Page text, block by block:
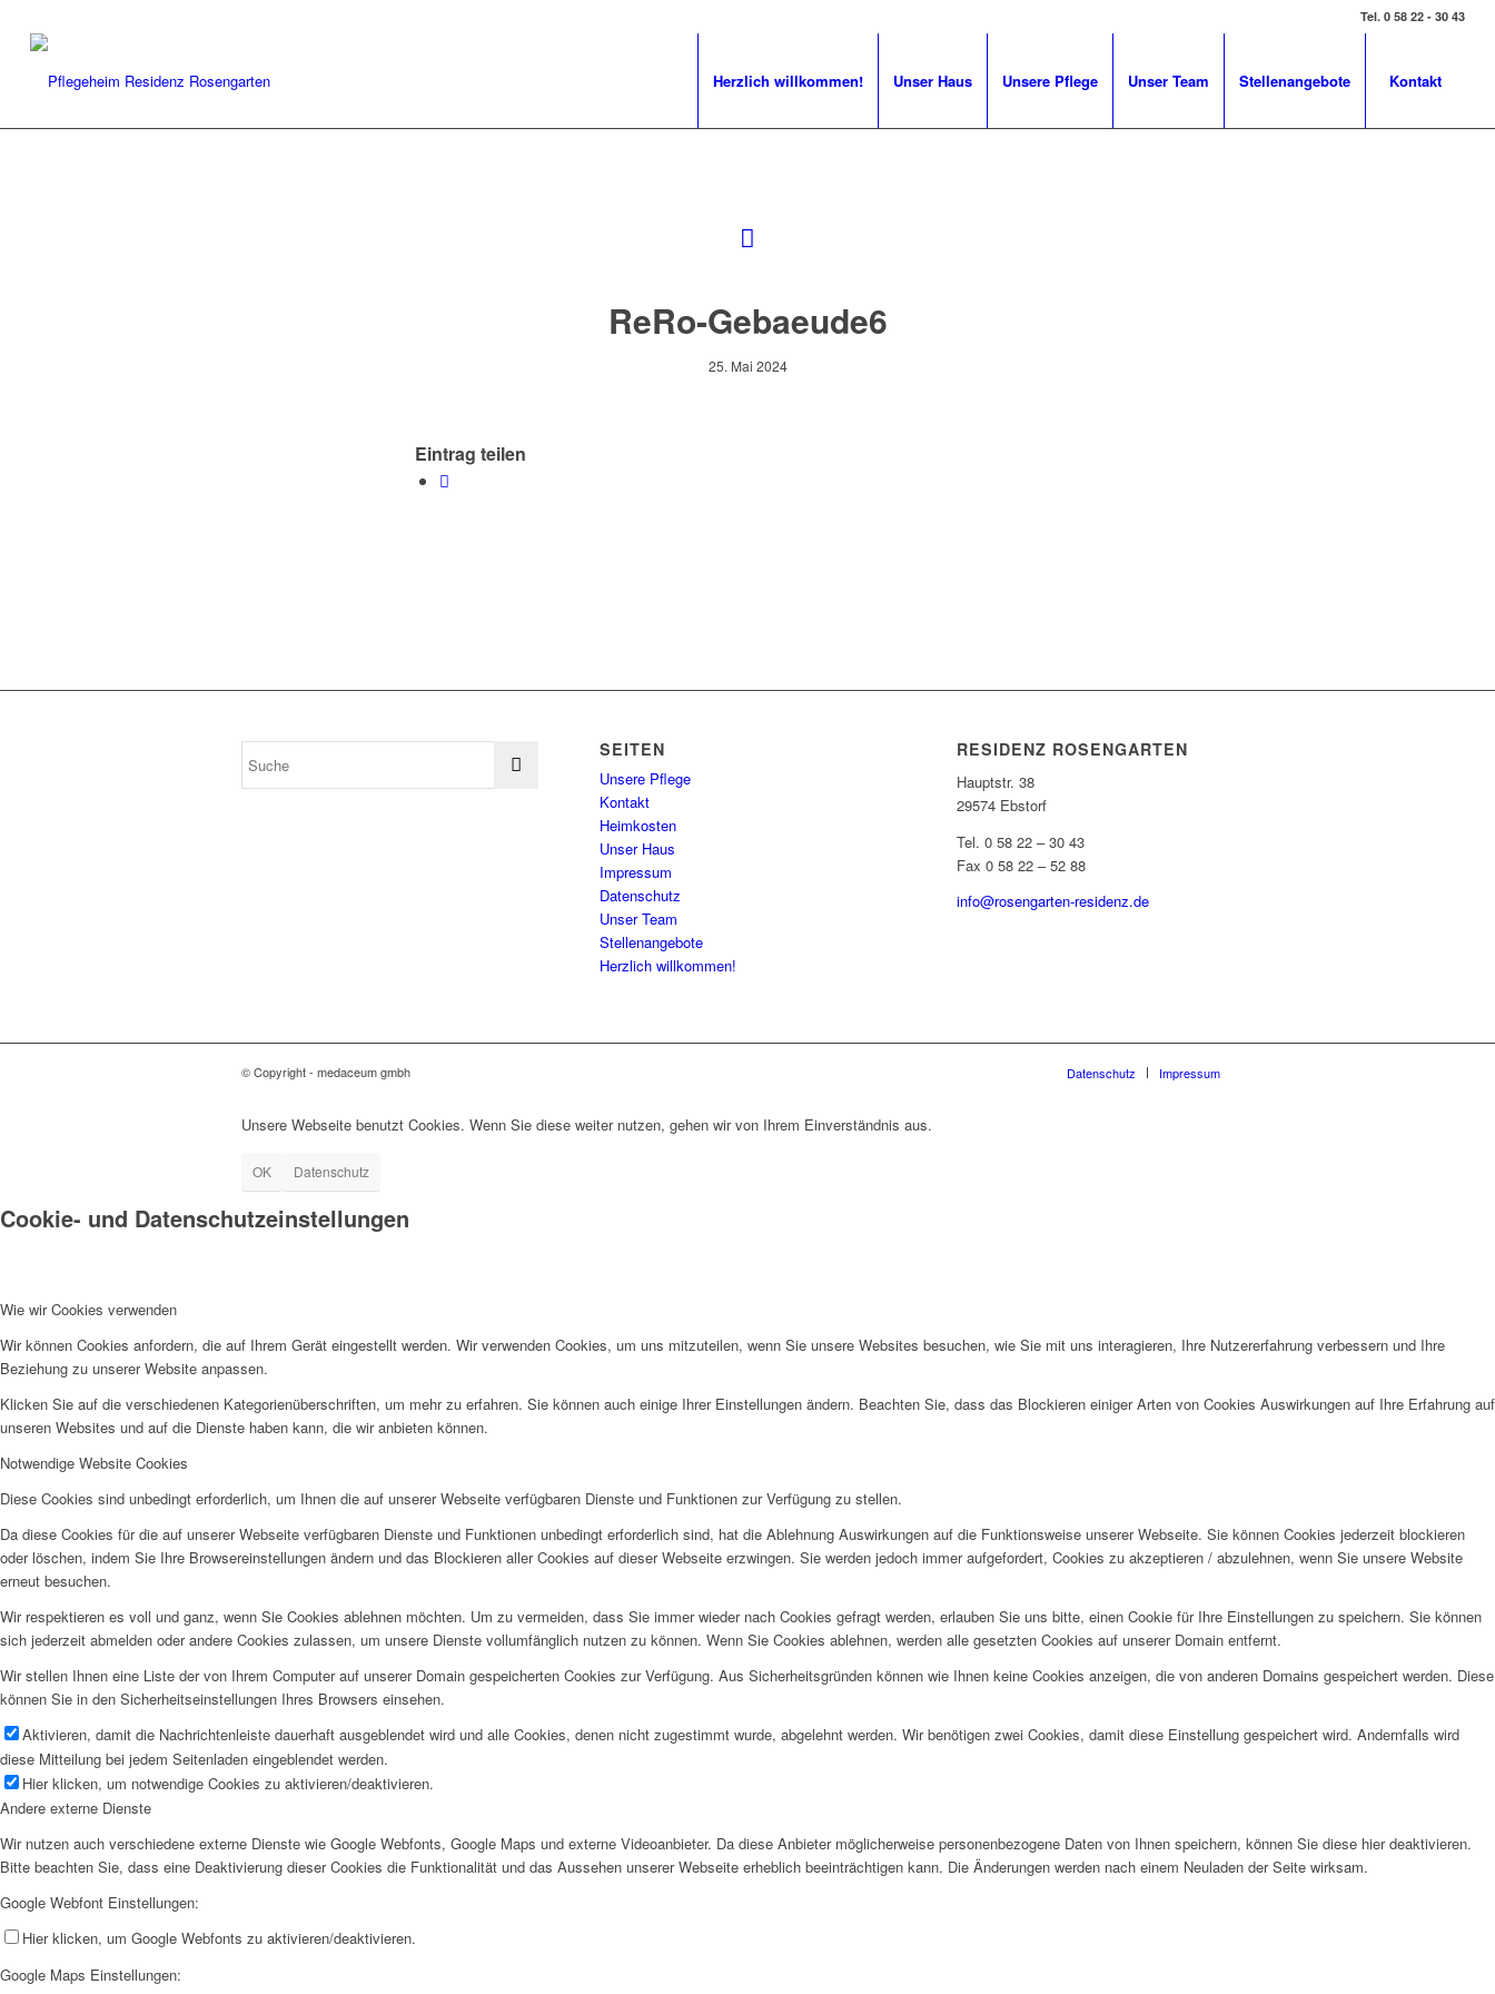
Tel. 0 58 22 - 30 43
Herzlich willkommen! Unser Haus Unsere Pflege Unser Team Stellenangebote Kontakt
ReRo-Gebaeude6
25. Mai 2024
Eintrag teilen
SEITEN
Unsere Pflege
Kontakt
Heimkosten
Unser Haus
Impressum
Datenschutz
Unser Team
Stellenangebote
Herzlich willkommen!
RESIDENZ ROSENGARTEN
Hauptstr. 38
29574 Ebstorf
Tel. 0 58 22 – 30 43
Fax 0 58 22 – 52 88
info@rosengarten-residenz.de
© Copyright - medaceum gmbh Datenschutz Impressum
Unsere Webseite benutzt Cookies. Wenn Sie diese weiter nutzen, gehen wir von Ihrem Einverständnis aus.
OK Datenschutz
Cookie- und Datenschutzeinstellungen
Wie wir Cookies verwenden
Wir können Cookies anfordern, die auf Ihrem Gerät eingestellt werden. Wir verwenden Cookies, um uns mitzuteilen, wenn Sie unsere Websites besuchen, wie Sie mit uns interagieren, Ihre Nutzererfahrung verbessern und Ihre
Beziehung zu unserer Website anpassen.
Klicken Sie auf die verschiedenen Kategorienüberschriften, um mehr zu erfahren. Sie können auch einige Ihrer Einstellungen ändern. Beachten Sie, dass das Blockieren einiger Arten von Cookies Auswirkungen auf Ihre Erfahrung auf
unseren Websites und auf die Dienste haben kann, die wir anbieten können.
Notwendige Website Cookies
Diese Cookies sind unbedingt erforderlich, um Ihnen die auf unserer Webseite verfügbaren Dienste und Funktionen zur Verfügung zu stellen.
Da diese Cookies für die auf unserer Webseite verfügbaren Dienste und Funktionen unbedingt erforderlich sind, hat die Ablehnung Auswirkungen auf die Funktionsweise unserer Webseite. Sie können Cookies jederzeit blockieren
oder löschen, indem Sie Ihre Browsereinstellungen ändern und das Blockieren aller Cookies auf dieser Webseite erzwingen. Sie werden jedoch immer aufgefordert, Cookies zu akzeptieren / abzulehnen, wenn Sie unsere Website
erneut besuchen.
Wir respektieren es voll und ganz, wenn Sie Cookies ablehnen möchten. Um zu vermeiden, dass Sie immer wieder nach Cookies gefragt werden, erlauben Sie uns bitte, einen Cookie für Ihre Einstellungen zu speichern. Sie können
sich jederzeit abmelden oder andere Cookies zulassen, um unsere Dienste vollumfänglich nutzen zu können. Wenn Sie Cookies ablehnen, werden alle gesetzten Cookies auf unserer Domain entfernt.
Wir stellen Ihnen eine Liste der von Ihrem Computer auf unserer Domain gespeicherten Cookies zur Verfügung. Aus Sicherheitsgründen können wie Ihnen keine Cookies anzeigen, die von anderen Domains gespeichert werden. Diese
können Sie in den Sicherheitseinstellungen Ihres Browsers einsehen.
Aktivieren, damit die Nachrichtenleiste dauerhaft ausgeblendet wird und alle Cookies, denen nicht zugestimmt wurde, abgelehnt werden. Wir benötigen zwei Cookies, damit diese Einstellung gespeichert wird. Andernfalls wird
diese Mitteilung bei jedem Seitenladen eingeblendet werden.
Hier klicken, um notwendige Cookies zu aktivieren/deaktivieren.
Andere externe Dienste
Wir nutzen auch verschiedene externe Dienste wie Google Webfonts, Google Maps und externe Videoanbieter. Da diese Anbieter möglicherweise personenbezogene Daten von Ihnen speichern, können Sie diese hier deaktivieren.
Bitte beachten Sie, dass eine Deaktivierung dieser Cookies die Funktionalität und das Aussehen unserer Webseite erheblich beeinträchtigen kann. Die Änderungen werden nach einem Neuladen der Seite wirksam.
Google Webfont Einstellungen:
Hier klicken, um Google Webfonts zu aktivieren/deaktivieren.
Google Maps Einstellungen: